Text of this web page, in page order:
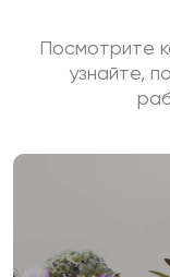
Посмотрите
узнайте,